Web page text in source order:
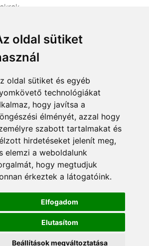
oldal sütiket
oldal sütiket és egyéb
technológiákat
hogy javítsa a
élményét, azzal hogy
szabott tartalmakat és
hirdetéseket jelenít meg,
elemzi a weboldalunk
hogy megtudjuk
érkeztek a látogatóink.
Elfogadom
Elutasítom
Beállítások megváltoztatása
fizetési módok
Á.SZ.F.
Impresszum
Adatkezelési tájékoztató